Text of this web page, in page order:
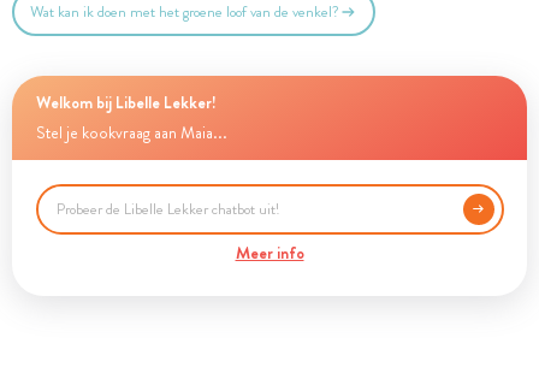
Wat kan ik doen met het groene loof van de venkel?
Welkom bij Libelle Lekker!
Stel je kookvraag aan Maia...
Meer info